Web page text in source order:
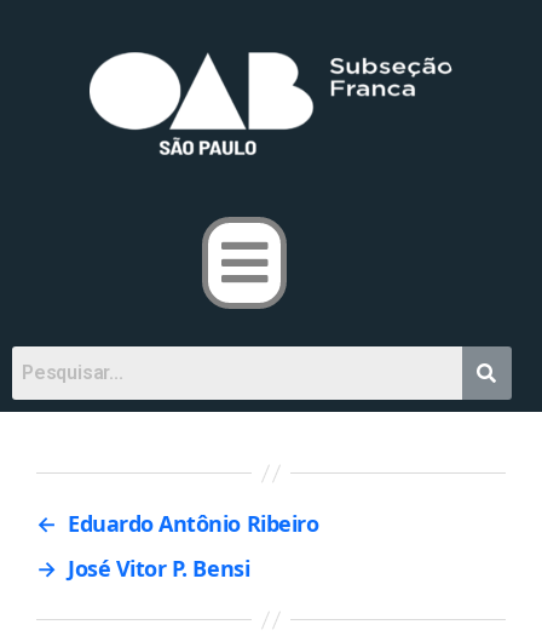
← Eduardo Antônio Ribeiro
→ José Vitor P. Bensi